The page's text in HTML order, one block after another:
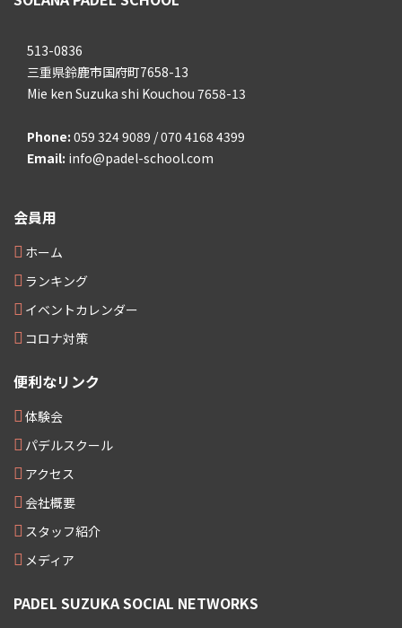
513-0836
三重県鈴鹿市国府町7658-13
Mie ken Suzuka shi Kouchou 7658-13
Phone: 059 324 9089 / 070 4168 4399
Email: info@padel-school.com
会員用
ホーム
ランキング
イベントカレンダー
コロナ対策
便利なリンク
体験会
パデルスクール
アクセス
会社概要
スタッフ紹介
メディア
PADEL SUZUKA SOCIAL NETWORKS